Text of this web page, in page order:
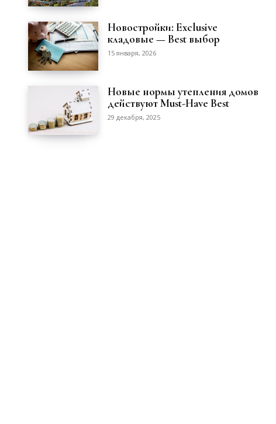
Новостройки: Exclusive
кладовые — Best выбор
15 января, 2026
Новые нормы утепления домов
действуют Must-Have Best
29 декабря, 2025